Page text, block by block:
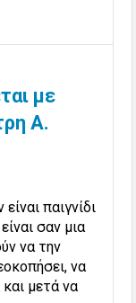
με
Α.
παιγνίδι
σαν μια
να την
να
μετά να